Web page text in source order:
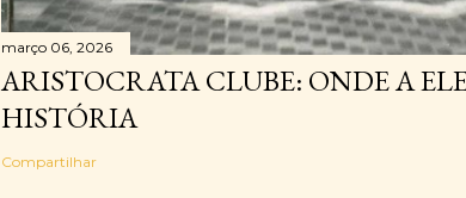
março 06, 2026
ARISTOCRATA CLUBE: ONDE A
HISTÓRIA
Compartilhar